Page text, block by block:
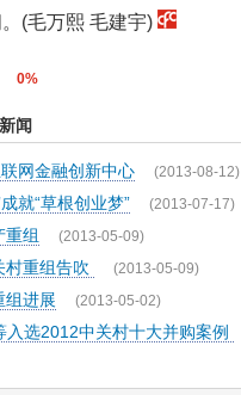
(毛万熙 毛建宇)
0%
闻
网金融创新中心 (2013-08-12)
就“草根创业梦” (2013-07-17)
重组 (2013-05-09)
村重组告吹 (2013-05-09)
组进展 (2013-05-02)
入选2012中关村十大并购案例